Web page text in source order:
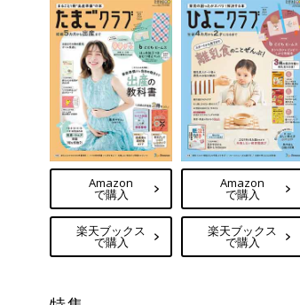
Amazon
で購入
楽天ブックス
で購入
Amazon
で購入
楽天ブックス
で購入